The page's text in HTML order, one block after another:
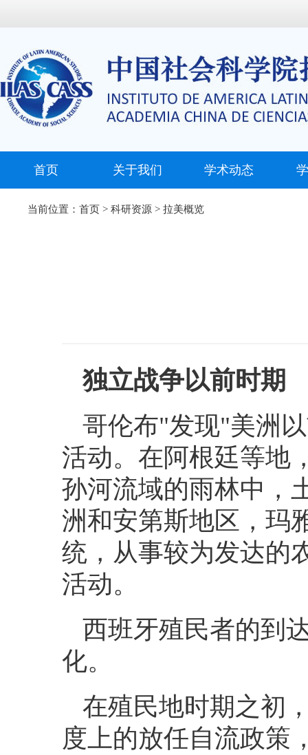
首页 关于我们 学术动态
当前位置： 首页 > 科研资源 > 拉美概览
独立战争以前时期
哥伦布"发现"美洲
活动。在阿根廷等地
孙河流域的雨林中，
洲和安第斯地区，玛
统，从事较为发达的
活动。
西班牙殖民者的到
化。
在殖民地时期之初
度上的放任自流政策